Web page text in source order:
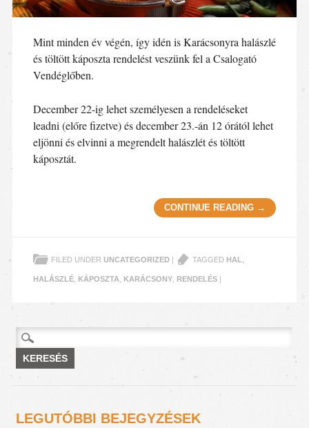
Mint minden év végén, így idén is Karácsonyra halászlé
és töltött káposzta rendelést veszünk fel a Csalogató
Vendéglőben.
December 22-ig lehet személyesen a rendeléseket
leadni (előre fizetve) és december 23.-án 12 órától lehet
eljönni és elvinni a megrendelt halászlét és töltött
káposztát.
CONTINUE READING →
FILED UNDER UNCATEGORIZED TAGGED HAL
HALÁSZLÉ, KÁPOSZTA KARÁCSONY, RENDELÉS
Keresés:
LEGUTÓBBI BEJEGYZÉSEK